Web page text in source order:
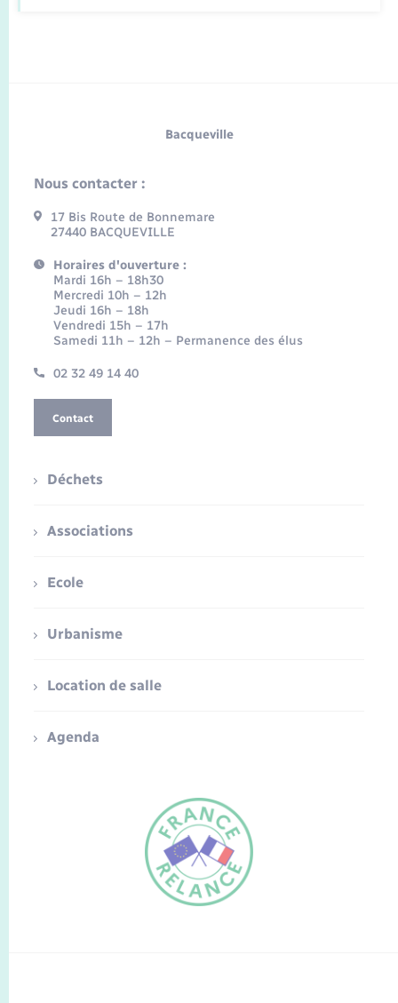
FR
Bacqueville
Nous contacter :
17 Bis Route de Bonnemare
27440 BACQUEVILLE
Horaires d'ouverture :
Mardi 16h – 18h30
Mercredi 10h – 12h
Jeudi 16h – 18h
Vendredi 15h – 17h
Samedi 11h – 12h – Permanence des élus
02 32 49 14 40
Contact
Déchets
Associations
Ecole
Urbanisme
Location de salle
Agenda